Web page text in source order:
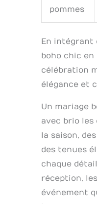
pommes
En intégrant
boho chic
célébration
élégance et
Un mariage
avec brio les
la saison,
des tenues
chaque
réception,
événement